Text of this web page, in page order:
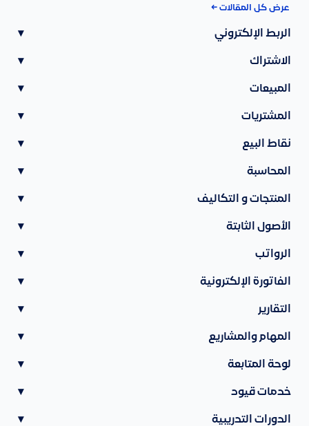
عرض كل المقالات ←
الربط الإلكتروني ▾
الاشتراك ▾
المبيعات ▾
المشتريات ▾
نقاط البيع ▾
المحاسبة ▾
المنتجات و التكاليف ▾
الأصول الثابتة ▾
الرواتب ▾
الفاتورة الإلكترونية ▾
التقارير ▾
المهام والمشاريع ▾
لوحة المتابعة ▾
خدمات قيود ▾
الدورات التدريبية ▾